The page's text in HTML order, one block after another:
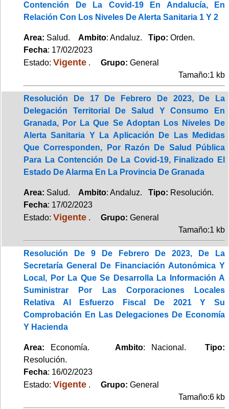
Contención De La Covid-19 En Andalucía, En
Relación Con Los Niveles De Alerta Sanitaria 1 Y 2
Area: Salud. Ambito: Andaluz. Tipo: Orden.
Fecha: 17/02/2023
Estado: Vigente . Grupo: General
Tamaño:1 kb
Resolución De 17 De Febrero De 2023, De La
Delegación Territorial De Salud Y Consumo En
Granada, Por La Que Se Adoptan Los Niveles De
Alerta Sanitaria Y La Aplicación De Las Medidas
Que Corresponden, Por Razón De Salud Pública
Para La Contención De La Covid-19, Finalizado El
Estado De Alarma En La Provincia De Granada
Area: Salud. Ambito: Andaluz. Tipo: Resolución.
Fecha: 17/02/2023
Estado: Vigente . Grupo: General
Tamaño:1 kb
Resolución De 9 De Febrero De 2023, De La
Secretaría General De Financiación Autonómica Y
Local, Por La Que Se Desarrolla La Información A
Suministrar Por Las Corporaciones Locales
Relativa Al Esfuerzo Fiscal De 2021 Y Su
Comprobación En Las Delegaciones De Economía
Y Hacienda
Area: Economía. Ambito: Nacional.Tipo:
Resolución.
Fecha: 16/02/2023
Estado: Vigente . Grupo: General
Tamaño:6 kb